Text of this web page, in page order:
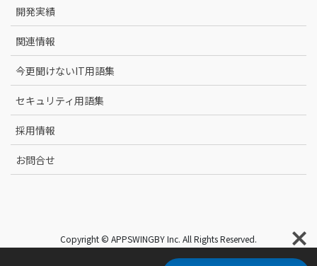
開発実績
関連情報
今更聞けないIT用語集
セキュリティ用語集
採用情報
お問合せ
Copyright © APPSWINGBY Inc. All Rights Reserved.